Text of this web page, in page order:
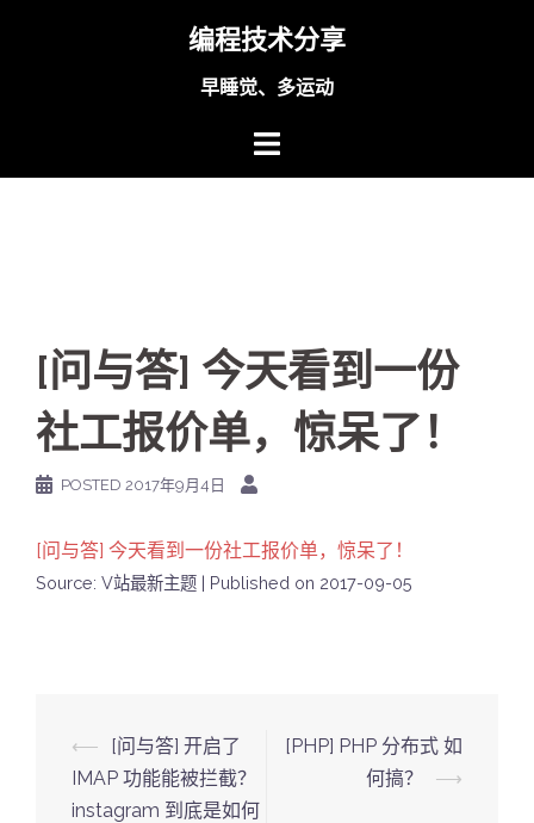
编程技术分享
早睡觉、多运动
[问与答] 今天看到一份
社工报价单，惊呆了！
POSTED 2017年9月4日
[问与答] 今天看到一份社工报价单，惊呆了！
Source: V站最新主题 Published on 2017-09-05
Post
navigation
⟵
[问与答] 开启了
IMAP 功能能被拦截？
instagram 到底是如何
[PHP] PHP 分布式 如
何搞？
⟶